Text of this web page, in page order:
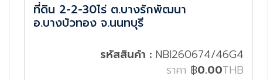
ที่ดิน 2-2-30ไร่ ต.บางรักพัฒนา
อ.บางบัวทอง จ.นนทบุรี
รหัสสินค้า : NBI260674/46G4
ราคา ฿0.00THB